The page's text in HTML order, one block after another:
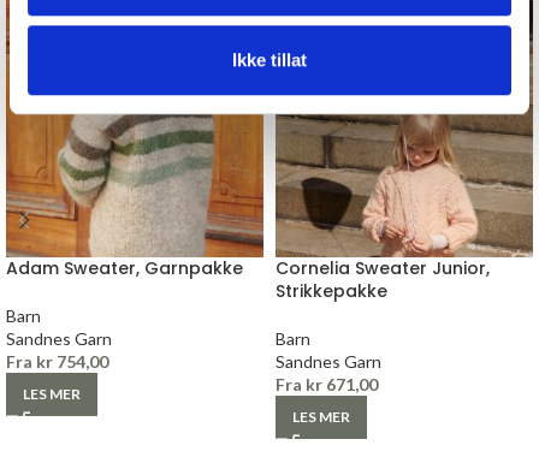
Ikke tillat
Adam Sweater, Garnpakke
Barn
Sandnes Garn
Fra kr 754,00
LES MER
Cornelia Sweater Junior,
Strikkepakke
Barn
Sandnes Garn
Fra kr 671,00
LES MER